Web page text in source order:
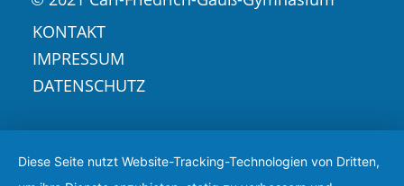
KONTAKT
IMPRESSUM
DATENSCHUTZ
Diese Seite nutzt Website-Tracking-Technologien von Dritten,